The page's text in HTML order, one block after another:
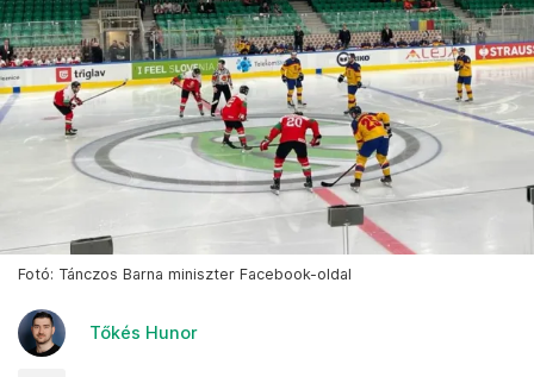
Fotó: Tánczos Barna miniszter Facebook-oldal
Tőkés Hunor